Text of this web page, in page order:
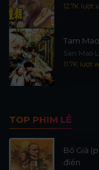
12.7K lượt
Tam
San Mao
11.7K lượt
TOP PHIM LẺ
Bố Già
điển